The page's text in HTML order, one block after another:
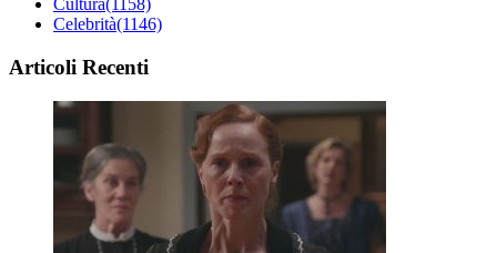
Cultura(1158)
Celebrità(1146)
Articoli Recenti